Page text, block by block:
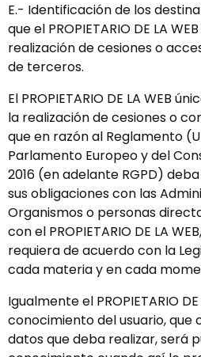
E.- Identificación de los
que el PROPIETARIO DE LA
realización de cesiones o
de terceros.
El PROPIETARIO DE LA WEB
la realización de cesiones o
que en razón al Reglamento
Parlamento Europeo y del
2016 (en adelante RGPD)
sus obligaciones con las
Organismos o personas
con el PROPIETARIO DE LA
requiera de acuerdo con la
cada materia y en cada
Igualmente el PROPIETARIO
conocimiento del usuario, que
datos que deba realizar, será